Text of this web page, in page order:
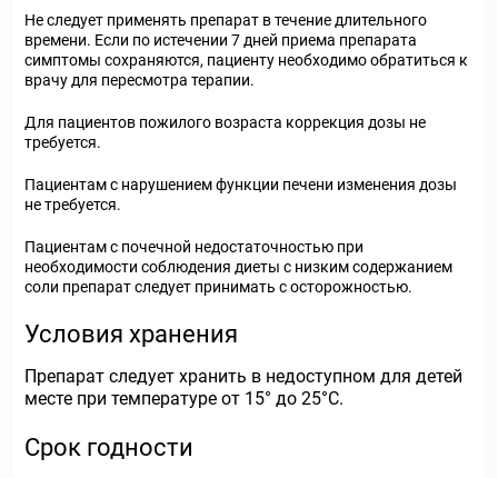
Не следует применять препарат в течение длительного
времени. Если по истечении 7 дней приема препарата
симптомы сохраняются, пациенту необходимо обратиться к
врачу для пересмотра терапии.
Для пациентов пожилого возраста коррекция дозы не
требуется.
Пациентам с нарушением функции печени изменения дозы
не требуется.
Пациентам с почечной недостаточностью при
необходимости соблюдения диеты с низким содержанием
соли препарат следует принимать с осторожностью.
Условия хранения
Препарат следует хранить в недоступном для детей
месте при температуре от 15° до 25°С.
Срок годности